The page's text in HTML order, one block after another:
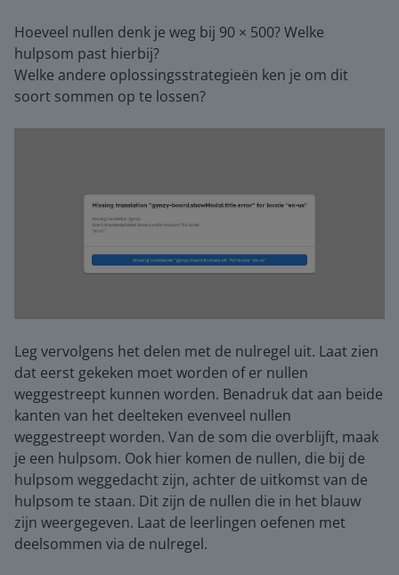
Hoeveel nullen denk je weg bij 90 × 500? Welke
hulpsom past hierbij?
Welke andere oplossingsstrategieën ken je om dit
soort sommen op te lossen?
Leg vervolgens het delen met de nulregel uit. Laat zien
dat eerst gekeken moet worden of er nullen
weggestreept kunnen worden. Benadruk dat aan beide
kanten van het deelteken evenveel nullen
weggestreept worden. Van de som die overblijft, maak
je een hulpsom. Ook hier komen de nullen, die bij de
hulpsom weggedacht zijn, achter de uitkomst van de
hulpsom te staan. Dit zijn de nullen die in het blauw
zijn weergegeven. Laat de leerlingen oefenen met
deelsommen via de nulregel.